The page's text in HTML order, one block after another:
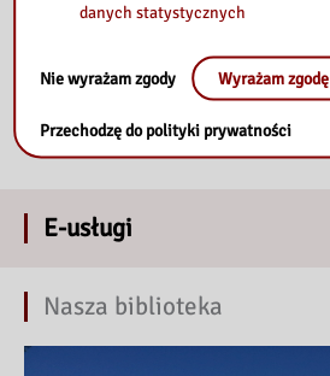
E-usługi
Nasza biblioteka
danych statystycznych
Nie wyrażam zgody Wyrażam zgodę
Przechodzę do polityki prywatności